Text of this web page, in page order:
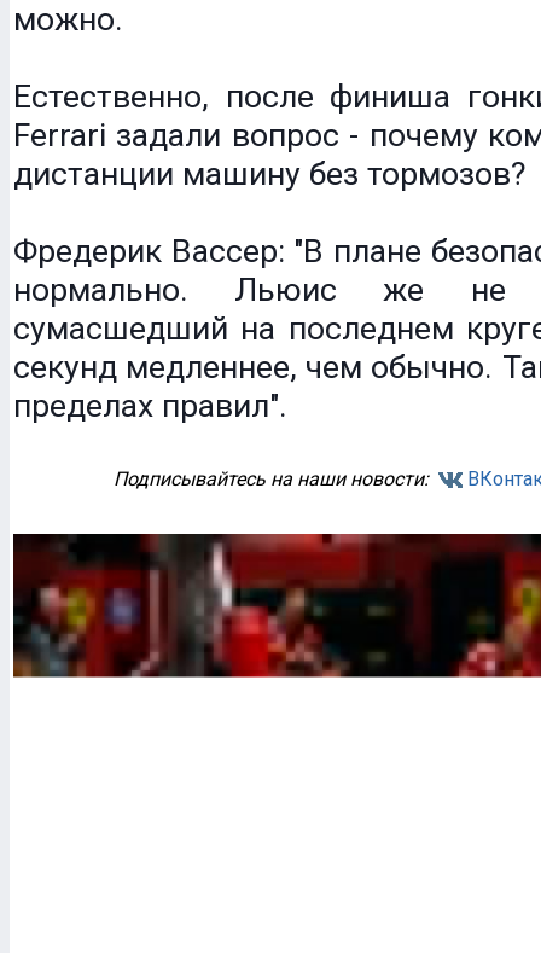
можно.
Естественно, после финиша
Ferrari задали вопрос - почему
дистанции машину без тормозов?
Фредерик Вассер: "В плане
нормально. Льюис же не
сумасшедший на последнем
секунд медленнее, чем обычно.
пределах правил".
Подписывайтесь на наши новости: